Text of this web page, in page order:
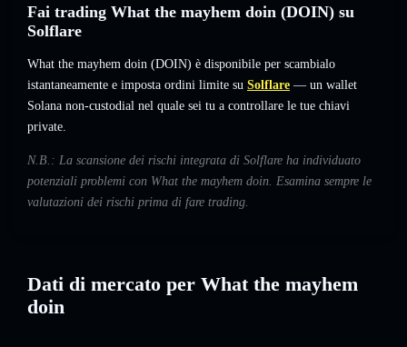
Fai trading What the mayhem doin (DOIN) su
Solflare
What the mayhem doin (DOIN) è disponibile per scambialo
istantaneamente e imposta ordini limite su Solflare — un wallet
Solana non-custodial nel quale sei tu a controllare le tue chiavi
private.
N.B.: La scansione dei rischi integrata di Solflare ha individuato
potenziali problemi con What the mayhem doin. Esamina sempre le
valutazioni dei rischi prima di fare trading.
Dati di mercato per What the mayhem
doin